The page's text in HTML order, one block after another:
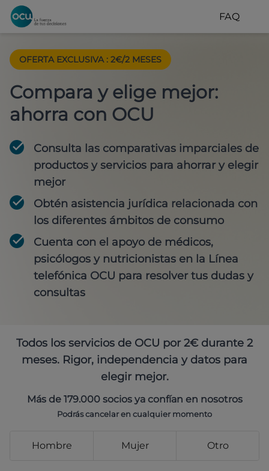
FAQ
OFERTA EXCLUSIVA : 2€/2 MESES
Compara y elige mejor:
ahorra con OCU
Consulta las comparativas imparciales de
productos y servicios para ahorrar y elegir
mejor
Obtén asistencia jurídica relacionada con
los diferentes ámbitos de consumo
Cuenta con el apoyo de médicos,
psicólogos y nutricionistas en la Línea
telefónica OCU para resolver tus dudas y
consultas
Todos los servicios de OCU por 2€ durante 2
meses. Rigor, independencia y datos para
elegir mejor.
Más de 179.000 socios ya confían en nosotros
Podrás cancelar en cualquier momento
Hombre Mujer Otro